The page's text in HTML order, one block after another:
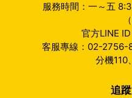
服務時間：一～五
（國定
官方LINE
客服專線：02-2756-
分機110、
追